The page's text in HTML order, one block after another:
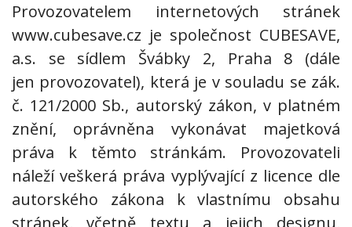
Provozovatelem internetových stránek
www.cubesave.cz je společnost CUBESAVE,
a.s. se sídlem Švábky 2, Praha 8 (dále
jen provozovatel), která je v souladu se zák.
č. 121/2000 Sb., autorský zákon, v platném
znění, oprávněna vykonávat majetková
práva k těmto stránkám. Provozovateli
náleží veškerá práva vyplývající z licence dle
autorského zákona k vlastnímu obsahu
stránek, včetně textu a jejich designu,